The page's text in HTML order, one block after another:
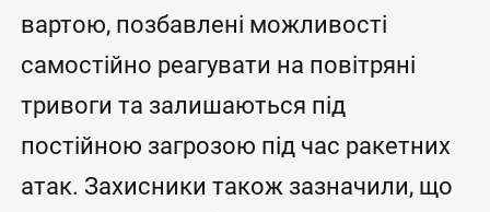
вартою, позбавлені можливості
самостійно реагувати на повітряні
тривоги та залишаються під
постійною загрозою під час ракетних
атак. Захисники також зазначили, що